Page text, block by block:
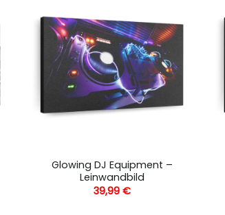
Glowing DJ Equipment –
Leinwandbild
39,99 €